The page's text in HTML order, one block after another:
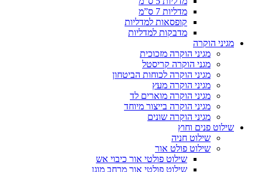
מדליות 7 ס”מ
קופסאות למדליות
מדבקות למדליות
מגיני הוקרה
מגיני הוקרה מזכוכית
מגני הוקרה קריסטל
מגיני הוקרה לכוחות הביטחון
מגיני הוקרה מעץ
מגיני הוקרה מוארים לד
מגיני הוקרה בייצור מיוחד
מגיני הוקרה שונים
שילוט פנים וחוץ
שילוט חניה
שילוט פולט אור
שילוט פולטי אור כיבוי אש
שילוט פולטי אור מרחב מוגן